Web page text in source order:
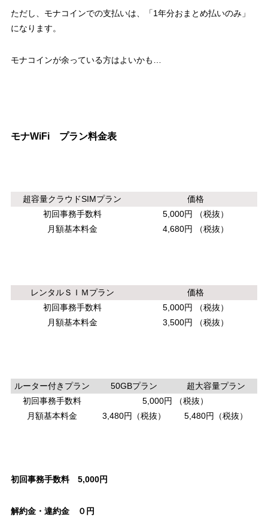
ただし、モナコインでの支払いは、「1年分おまとめ払いのみ」
になります。
モナコインが余っている方はよいかも…
モナWiFi プラン料金表
超容量クラウドSIMプラン
価格
初回事務手数料
5,000円
（税抜）
月額基本料金
4,680円 （税抜）
レンタルＳＩＭプラン
価格
初回事務手数料
5,000円
（税抜）
月額基本料金
3,500円 （税抜）
ルーター付きプラン 50GBプラン
超大容量プラン
初回事務手数料
5,000円
（税抜）
月額基本料金
3,480円（税抜） 5,480円（税抜）
初回事務手数料 5,000円
解約金・違約金 ０円